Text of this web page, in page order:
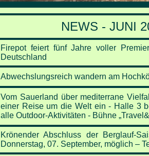
NEWS - JUNI
Firepot feiert fünf Jahre voller
Deutschland
Abwechslungsreich wandern am
Vom Sauerland über mediterrane
einer Reise um die Welt ein - Halle 3
alle Outdoor-Aktivitäten - Bühne
Krönender Abschluss der Berglauf-
Donnerstag, 07. September, möglich –